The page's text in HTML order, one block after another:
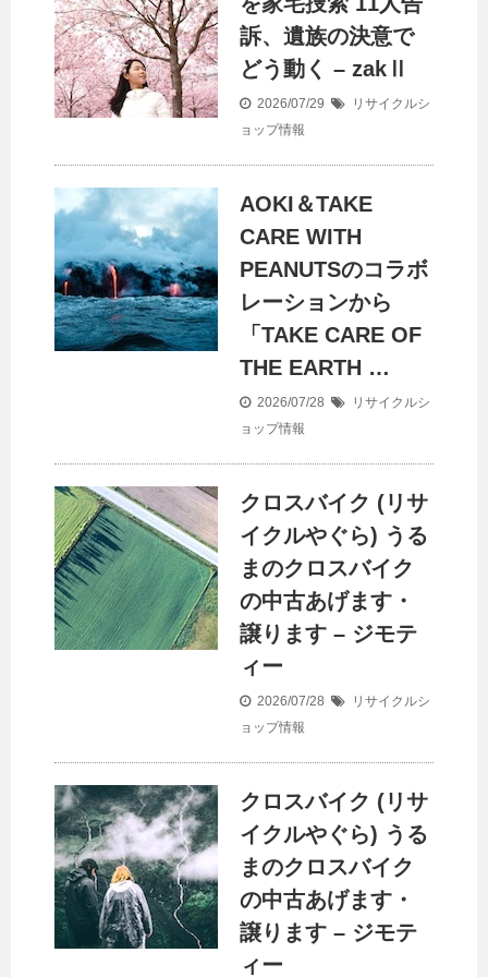
訴、遺族の決意で
どう動く – zakⅡ
2026/07/29
リサイクルシ
ョップ情報
AOKI＆TAKE
CARE WITH
PEANUTSのコラボ
レーションから
「TAKE CARE OF
THE EARTH …
2026/07/28
リサイクルシ
ョップ情報
クロスバイク (リサ
イクルやぐら) うる
まのクロスバイク
の中古あげます・
譲ります – ジモテ
ィー
2026/07/28
リサイクルシ
ョップ情報
クロスバイク (リサ
イクルやぐら) うる
まのクロスバイク
の中古あげます・
譲ります – ジモテ
ィー